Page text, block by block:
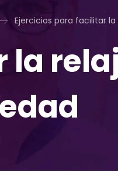
Ejercicios para facilitar